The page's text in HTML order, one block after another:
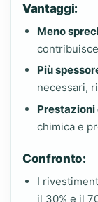
Vantaggi:
Meno
Più
necessari,
chimica e
Confronto:
I
il 30% e il